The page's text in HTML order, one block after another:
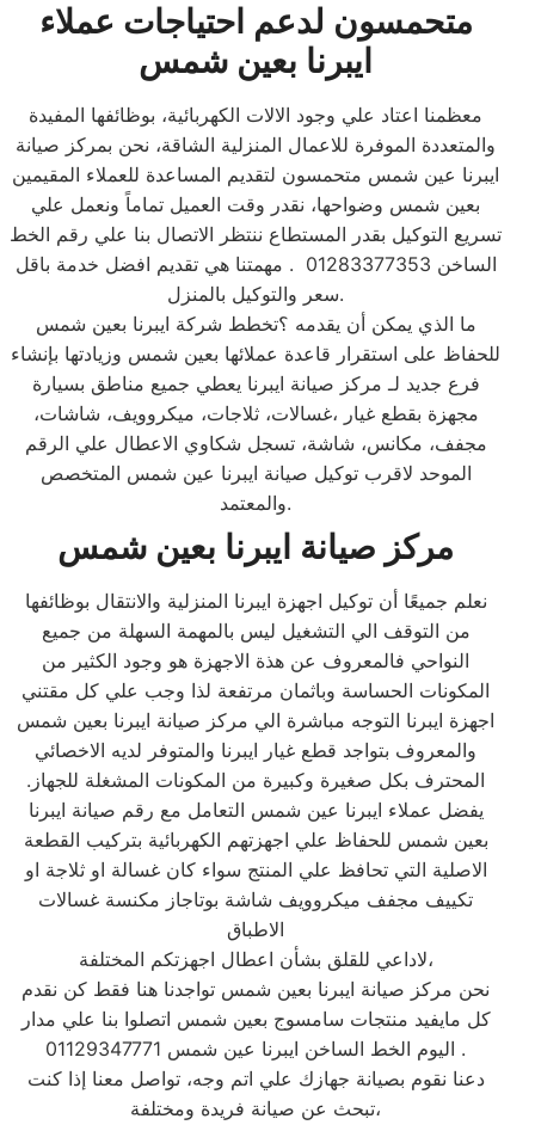
متحمسون لدعم احتياجات عملاء
ايبرنا بعين شمس
معظمنا اعتاد علي وجود الالات الكهربائية، بوظائفها المفيدة
والمتعددة الموفرة للاعمال المنزلية الشاقة، نحن بمركز صيانة
ايبرنا عين شمس متحمسون لتقديم المساعدة للعملاء المقيمين
بعين شمس وضواحها، نقدر وقت العميل تماماً ونعمل علي
تسريع التوكيل بقدر المستطاع ننتظر الاتصال بنا علي رقم الخط
الساخن 01283377353 . مهمتنا هي تقديم افضل خدمة باقل
سعر والتوكيل بالمنزل.
ما الذي يمكن أن يقدمه ؟تخطط شركة ايبرنا بعين شمس
للحفاظ على استقرار قاعدة عملائها بعين شمس وزيادتها بإنشاء
فرع جديد لـ مركز صيانة ايبرنا يعطي جميع مناطق بسيارة
مجهزة بقطع غيار ،غسالات، ثلاجات، ميكروويف، شاشات،
مجفف، مكانس، شاشة، تسجل شكاوي الاعطال علي الرقم
الموحد لاقرب توكيل صيانة ايبرنا عين شمس المتخصص
والمعتمد.
مركز صيانة ايبرنا بعين شمس
نعلم جميعًا أن توكيل اجهزة ايبرنا المنزلية والانتقال بوظائفها
من التوقف الي التشغيل ليس بالمهمة السهلة من جميع
النواحي فالمعروف عن هذة الاجهزة هو وجود الكثير من
المكونات الحساسة وباثمان مرتفعة لذا وجب علي كل مقتني
اجهزة ايبرنا التوجه مباشرة الي مركز صيانة ايبرنا بعين شمس
والمعروف بتواجد قطع غيار ايبرنا والمتوفر لديه الاخصائي
المحترف بكل صغيرة وكبيرة من المكونات المشغلة للجهاز.
يفضل عملاء ايبرنا عين شمس التعامل مع رقم صيانة ايبرنا
بعين شمس للحفاظ علي اجهزتهم الكهربائية بتركيب القطعة
الاصلية التي تحافظ علي المنتج سواء كان غسالة او ثلاجة او
تكييف مجفف ميكروويف شاشة بوتاجاز مكنسة غسالات
الاطباق
لاداعي للقلق بشأن اعطال اجهزتكم المختلفة،
نحن مركز صيانة ايبرنا بعين شمس تواجدنا هنا فقط كن نقدم
كل مايفيد منتجات سامسوج بعين شمس اتصلوا بنا علي مدار
اليوم الخط الساخن ايبرنا عين شمس 01129347771 .
دعنا نقوم بصيانة جهازك علي اتم وجه، تواصل معنا إذا كنت
تبحث عن صيانة فريدة ومختلفة،